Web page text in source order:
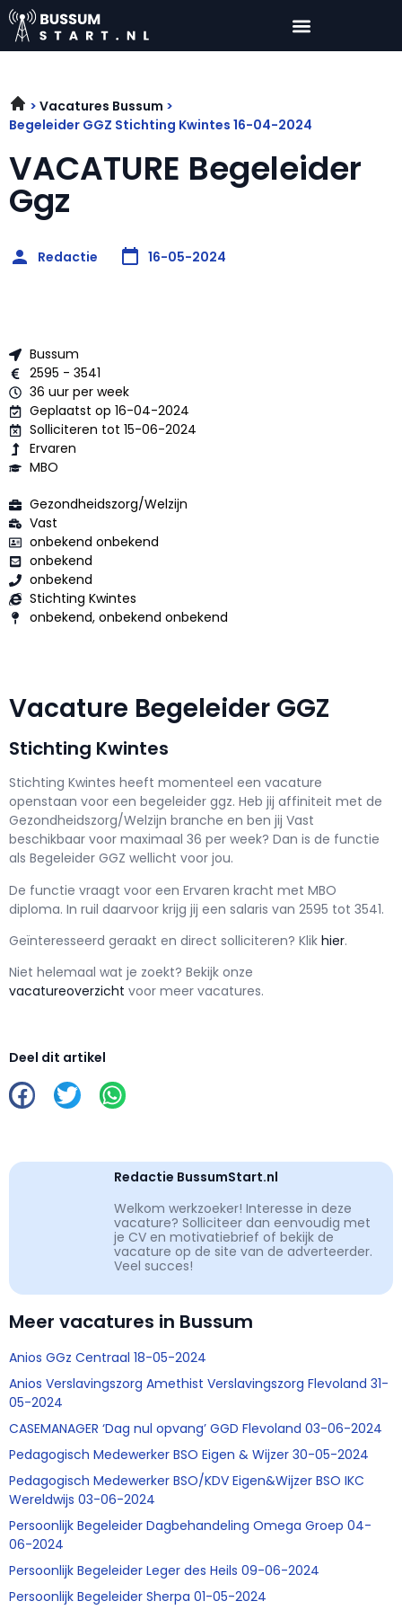
Vacatures Bussum
Begeleider GGZ Stichting Kwintes 16-04-2024
VACATURE Begeleider
Ggz
Redactie 16-05-2024
Bussum
2595 - 3541
36 uur per week
Geplaatst op 16-04-2024
Solliciteren tot 15-06-2024
Ervaren
MBO
Gezondheidszorg/Welzijn
Vast
onbekend onbekend
onbekend
onbekend
Stichting Kwintes
onbekend, onbekend onbekend
Vacature Begeleider GGZ
Stichting Kwintes
Stichting Kwintes heeft momenteel een vacature
openstaan voor een begeleider ggz. Heb jij affiniteit met de
Gezondheidszorg/Welzijn branche en ben jij Vast
beschikbaar voor maximaal 36 per week? Dan is de functie
als Begeleider GGZ wellicht voor jou.
De functie vraagt voor een Ervaren kracht met MBO
diploma. In ruil daarvoor krijg jij een salaris van 2595 tot 3541.
Geïnteresseerd geraakt en direct solliciteren? Klik hier.
Niet helemaal wat je zoekt? Bekijk onze
vacatureoverzicht voor meer vacatures.
Deel dit artikel
Redactie BussumStart.nl
Welkom werkzoeker! Interesse in deze
vacature? Solliciteer dan eenvoudig met
je CV en motivatiebrief of bekijk de
vacature op de site van de adverteerder.
Veel succes!
Meer vacatures in Bussum
Anios GGz Centraal 18-05-2024
Anios Verslavingszorg Amethist Verslavingszorg Flevoland 31-
05-2024
CASEMANAGER ‘Dag nul opvang’ GGD Flevoland 03-06-2024
Pedagogisch Medewerker BSO Eigen & Wijzer 30-05-2024
Pedagogisch Medewerker BSO/KDV Eigen&Wijzer BSO IKC
Wereldwijs 03-06-2024
Persoonlijk Begeleider Dagbehandeling Omega Groep 04-
06-2024
Persoonlijk Begeleider Leger des Heils 09-06-2024
Persoonlijk Begeleider Sherpa 01-05-2024